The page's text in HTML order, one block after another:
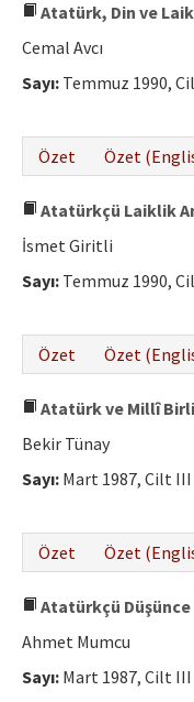
Atatürk, Din ve
Cemal Avcı
Sayı: Temmuz 1990,
Özet
Özet
Atatürkçü Laiklik
İsmet Giritli
Sayı: Temmuz 1990,
Özet
Özet
Atatürk ve Millî
Bekir Tünay
Sayı: Mart 1987, Cilt III
Özet
Özet
Atatürkçü
Ahmet Mumcu
Sayı: Mart 1987, Cilt III